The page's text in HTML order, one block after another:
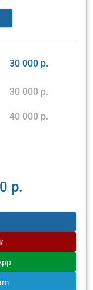
30 000 р.
30 000 р.
40 000 р.
р.